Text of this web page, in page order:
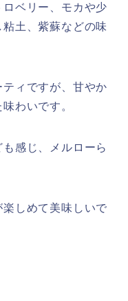
ロベリー、モカや少
土、紫蘇などの味
ィですが、甘やか
わいです。
感じ、メルローら
しめて美味しいで